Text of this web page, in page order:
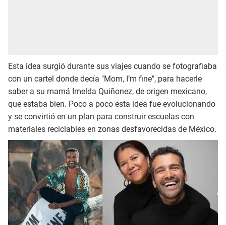
Esta idea surgió durante sus viajes cuando se fotografiaba
con un cartel donde decía "Mom, I’m fine", para hacerle
saber a su mamá Imelda Quiñonez, de origen mexicano,
que estaba bien. Poco a poco esta idea fue evolucionando
y se convirtió en un plan para construir escuelas con
materiales reciclables en zonas desfavorecidas de México.